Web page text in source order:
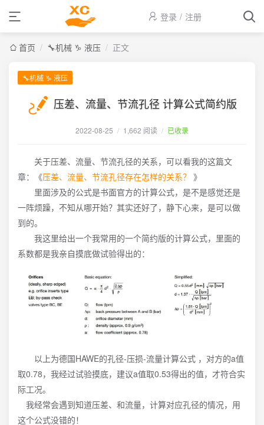
登录 / 注册
首页 / 🔧机械 ♑ 液压 / 正文
🔧机械 ♑ 液压
压差、流量、节流孔径 计算公式简约版
2022-08-25 / 1,662 阅读 / 已收录
关于压差、流量、节流孔径的关系，可以看我的这篇文
章：《压差、流量、节流孔径存在怎样的关系？ 》
里面涉及的公式是书面官方的计算公式，是不是感觉还是
一阵烦躁，不知从哪开始？其实还好了，静下心来，是可以做
到的。
我这里给出一个我常用的一个简约版的计算公式，里面的
系数都是我亲自摸底做试验得出的：
以上为德国HAWE的孔径-压损-流量计算公式 ，对方的a值
取0.78，我经过试验摸底，建议a值取0.53得出的值，才符合实
际工况。
我经常会遇到知道压差、和流量，计算对应孔径的情况，用
这个公式没错的！